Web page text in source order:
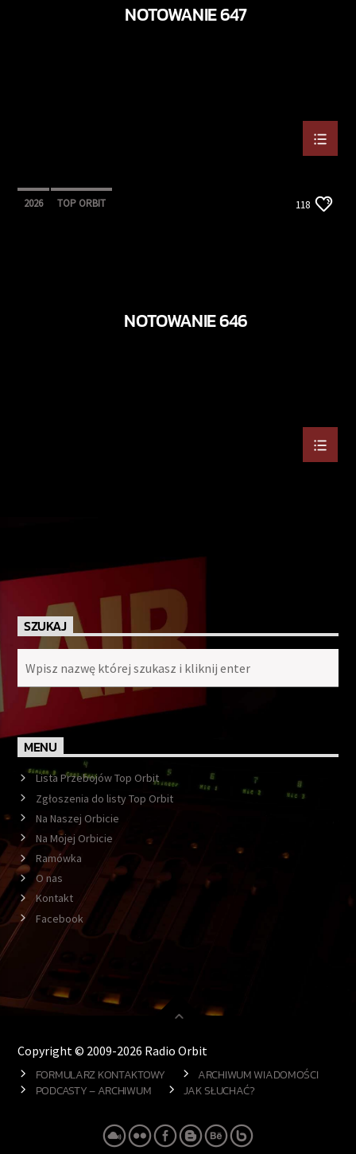
NOTOWANIE 647
2026 TOP ORBIT 118
NOTOWANIE 646
SZUKAJ
MENU
Lista Przebojów Top Orbit
Zgłoszenia do listy Top Orbit
Na Naszej Orbicie
Na Mojej Orbicie
Ramówka
O nas
Kontakt
Facebook
Copyright © 2009-2026 Radio Orbit
FORMULARZ KONTAKTOWY
ARCHIWUM WIADOMOŚCI
PODCASTY – ARCHIWUM
JAK SŁUCHAĆ?